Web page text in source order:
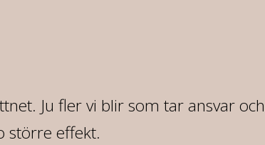
Ju fler vi blir som tar ansvar
större effekt.